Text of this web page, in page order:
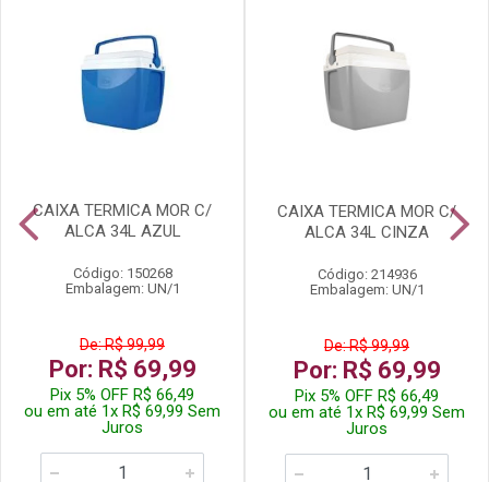
CAIXA TERMICA MOR C/
ALCA 34L AZUL
Código: 150268
Embalagem: UN/1
De: R$ 99,99
Por: R$ 69,99
Pix 5% OFF R$ 66,49
ou em até 1x R$ 69,99 Sem
Juros
CAIXA TERMICA MOR C/
ALCA 34L CINZA
Código: 214936
Embalagem: UN/1
De: R$ 99,99
Por: R$ 69,99
Pix 5% OFF R$ 66,49
ou em até 1x R$ 69,99 Sem
Juros